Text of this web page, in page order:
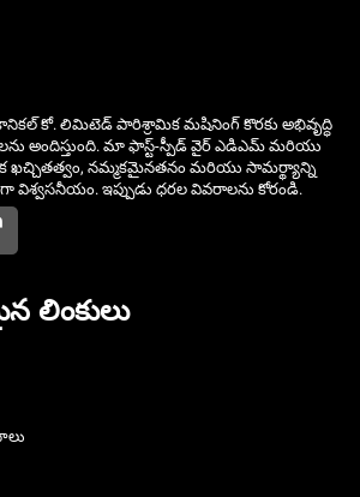
కో. లిమిటెడ్ పారిశ్రామిక మషినింగ్ కొరకు అభివృద్ధి
అందిస్తుంది. మా ఫాస్ట్-స్పీడ్ వైర్ ఎడిఎమ్ మరియు
ఖచ్చితత్వం, నమ్మకమైనతనం మరియు సామర్థ్యాన్ని
విశ్వసనీయం. ఇప్పుడు ధరల వివరాలను కోరండి.
లింకులు